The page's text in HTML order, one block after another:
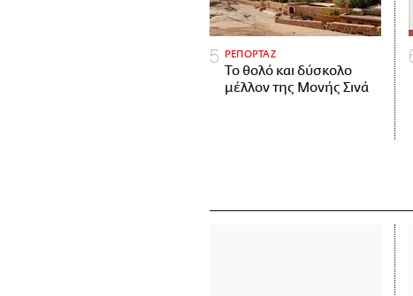
ΡΕΠΟΡΤΑΖ
Το θολό και δύσκολο
μέλλον της Μονής Σινά